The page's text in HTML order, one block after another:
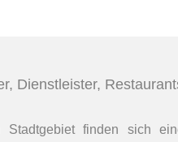
Dienstleister,
Stadtgebiet finden sich